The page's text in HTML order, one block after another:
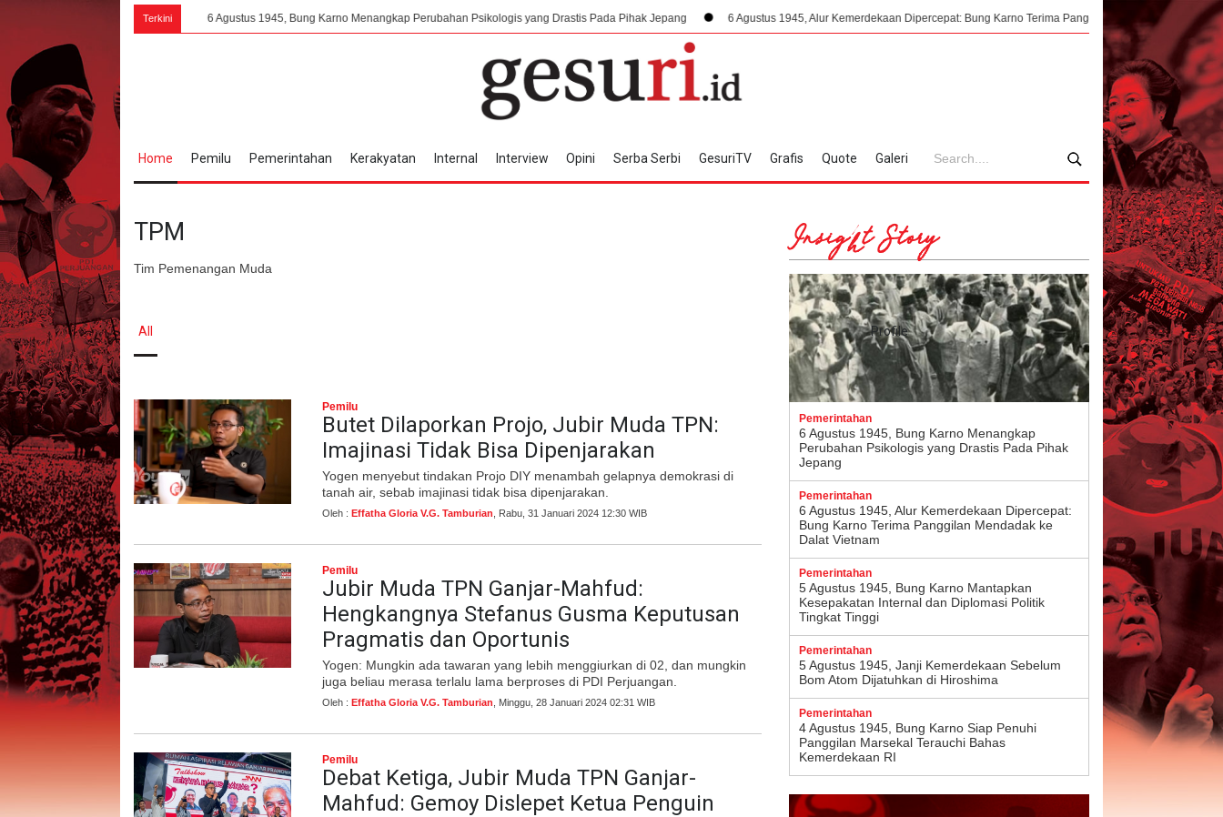
Terkini
6 Agustus 1945, Bung Karno Menangkap Perubahan Psikologis yang Drastis Pada Pihak Jepang 6 Agustus 1945, Alur Kemerdekaan Dipercepat: Bung Karno Terima Panggilan Mendadak ke Dalat Vietnam
Home Pemilu Pemerintahan Kerakyatan Internal Interview Opini Serba Serbi GesuriTV Grafis Quote Galeri
TPM
Tim Pemenangan Muda
All Profile
Pemilu
Butet Dilaporkan Projo, Jubir Muda TPN:
Imajinasi Tidak Bisa Dipenjarakan
Yogen menyebut tindakan Projo DIY menambah gelapnya demokrasi di
tanah air, sebab imajinasi tidak bisa dipenjarakan.
Oleh : Effatha Gloria V.G. Tamburian , Rabu, 31 Januari 2024 12:30 WIB
Pemilu
Jubir Muda TPN Ganjar-Mahfud:
Hengkangnya Stefanus Gusma Keputusan
Pragmatis dan Oportunis
Yogen: Mungkin ada tawaran yang lebih menggiurkan di 02, dan mungkin
juga beliau merasa terlalu lama berproses di PDI Perjuangan.
Oleh : Effatha Gloria V.G. Tamburian , Minggu, 28 Januari 2024 02:31 WIB
Pemilu
Debat Ketiga, Jubir Muda TPN Ganjar-
Mahfud: Gemoy Dislepet Ketua Penguin
Insight Story
Pemerintahan
6 Agustus 1945, Bung Karno Menangkap
Perubahan Psikologis yang Drastis Pada Pihak
Jepang
Pemerintahan
6 Agustus 1945, Alur Kemerdekaan Dipercepat:
Bung Karno Terima Panggilan Mendadak ke
Dalat Vietnam
Pemerintahan
5 Agustus 1945, Bung Karno Mantapkan
Kesepakatan Internal dan Diplomasi Politik
Tingkat Tinggi
Pemerintahan
5 Agustus 1945, Janji Kemerdekaan Sebelum
Bom Atom Dijatuhkan di Hiroshima
Pemerintahan
4 Agustus 1945, Bung Karno Siap Penuhi
Panggilan Marsekal Terauchi Bahas
Kemerdekaan RI